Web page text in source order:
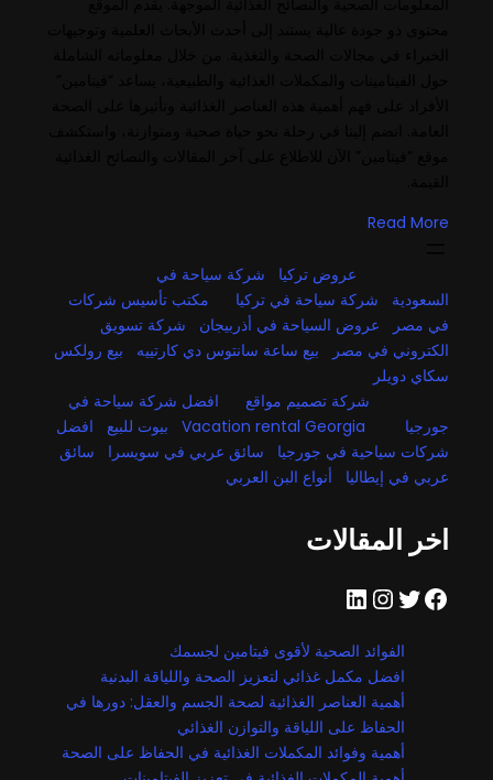
Read More
عروض تركيا
شركة سياحة في
السعودية
شركة سياحة في تركيا
مكتب تأسيس شركات
في مصر
عروض السياحة في أذربيجان
شركة تسويق
الكتروني في مصر
بيع ساعة سانتوس دي كارتييه
بيع رولكس
سكاي دويلر
شركة تصميم مواقع
افضل شركة سياحة في
جورجيا
Vacation rental Georgia بيوت للبيع
افضل
شركات سياحية في جورجيا
سائق عربي في سويسرا
سائق
عربي في إيطاليا
أنواع البن العربي
اخر المقالات
فيسبوك تويتر إنستجرام لينكد إن
الفوائد الصحية لأقوى فيتامين لجسمك
افضل مكمل غذائي لتعزيز الصحة واللياقة البدنية
أهمية العناصر الغذائية لصحة الجسم والعقل: دورها في
الحفاظ على اللياقة والتوازن الغذائي
أهمية وفوائد المكملات الغذائية في الحفاظ على الصحة